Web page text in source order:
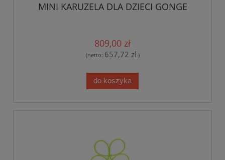
MINI KARUZELA DLA DZIECI GONGE
809,00 zł
(netto: 657,72 zł)
do koszyka